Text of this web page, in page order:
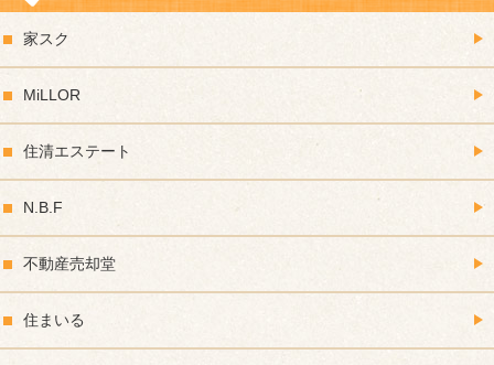
家スク
MiLLOR
住清エステート
N.B.F
不動産売却堂
住まいる